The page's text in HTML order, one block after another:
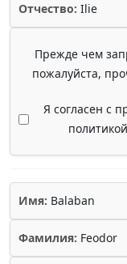
Отчество: Ilie
Прежде чем
пожалуйста,
Я согласен с
Имя: Balaban
Фамилия: Feodor